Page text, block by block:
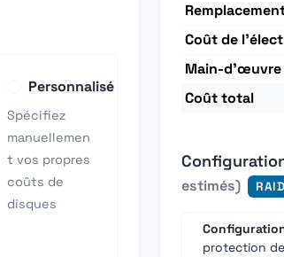
Personnalisé
Spécifiez
manuellemen
t vos propres
coûts de
disques
Coût de
Main-d'œuvre
Coût total
estimés)
protection